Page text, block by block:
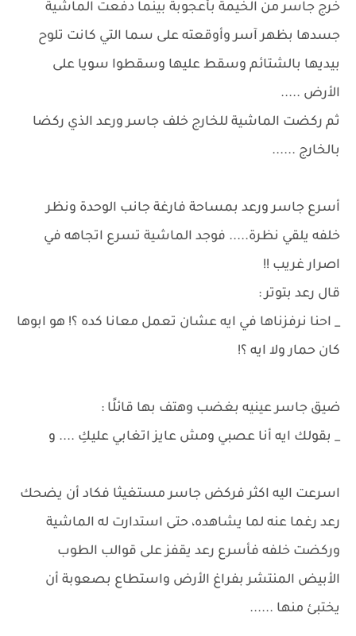
خرج جاسر من الخيمة بأعجوبة بينما دفعت الماشية
جسدها بظهر آسر وأوقعته على سما التي كانت تلوح
بيديها بالشتائم وسقط عليها وسقطوا سويا على
الأرض .....
ثم ركضت الماشية للخارج خلف جاسر ورعد الذي ركضا
بالخارج ......
أسرع جاسر ورعد بمساحة فارغة جانب الوحدة ونظر
خلفه يلقي نظرة..... فوجد الماشية تسرع اتجاهه في
اصرار غريب !!
قال رعد بتوتر :
_ احنا نرفزناها في ايه عشان تعمل معانا كده ؟! هو ابوها
كان حمار ولا ايه ؟!
ضيق جاسر عينيه بغضب وهتف بها قائلًا :
_ بقولك ايه أنا عصبي ومش عايز اتغابي عليكِ .... و
اسرعت اليه اكثر فركض جاسر مستغيثا فكاد أن يضحك
رعد رغما عنه لما يشاهده، حتى استدارت له الماشية
وركضت خلفه فأسرع رعد يقفز على قوالب الطوب
الأبيض المنتشر بفراغ الأرض واستطاع بصعوبة أن
يختبئ منها ......